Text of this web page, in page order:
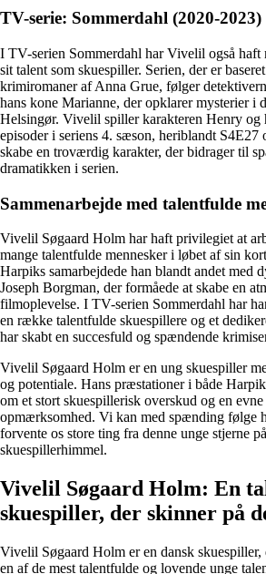
TV-serie: Sommerdahl (2020-2023)
I TV-serien Sommerdahl har Vivelil også
sit talent som skuespiller. Serien, der er
krimiromaner af Anna Grue, følger
hans kone Marianne, der opklarer mysterier i
Helsingør. Vivelil spiller karakteren Henry og
episoder i seriens 4. sæson, heriblandt S4E27
skabe en troværdig karakter, der bidrager til
dramatikken i serien.
Sammenarbejde med talentfulde
Vivelil Søgaard Holm har haft privilegiet at
mange talentfulde mennesker i løbet af sin
Harpiks samarbejdede han blandt andet med
Joseph Borgman, der formåede at skabe en
filmoplevelse. I TV-serien Sommerdahl har
en række talentfulde skuespillere og et
har skabt en succesfuld og spændende
Vivelil Søgaard Holm er en ung skuespiller
og potentiale. Hans præstationer i både
om et stort skuespillerisk overskud og en
opmærksomhed. Vi kan med spænding følge
forvente os store ting fra denne unge stjerne
skuespillerhimmel.
Vivelil Søgaard Holm: En
skuespiller, der skinner på
Vivelil Søgaard Holm er en dansk skuespiller,
en af de mest talentfulde og lovende unge